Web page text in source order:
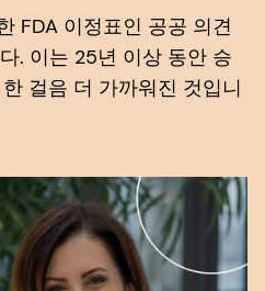
FDA 이정표인 공공 의견
. 이는 25년 이상 동안 승
걸음 더 가까워진 것입니